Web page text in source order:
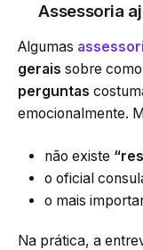
Assessoria
Algumas
gerais sobre
perguntas
emocionalmente.
não existe
o oficial
o mais
Na prática, a